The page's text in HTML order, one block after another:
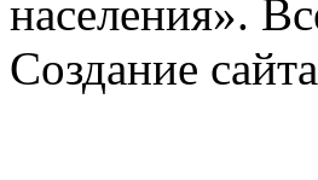
населения».
Создание сайта